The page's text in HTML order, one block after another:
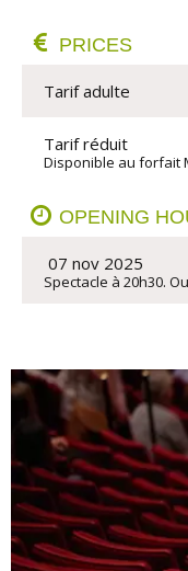
PRICES
Tarif adulte
Tarif réduit
Disponible au forfait
OPENING
07 nov 2025
Spectacle à 20h30.